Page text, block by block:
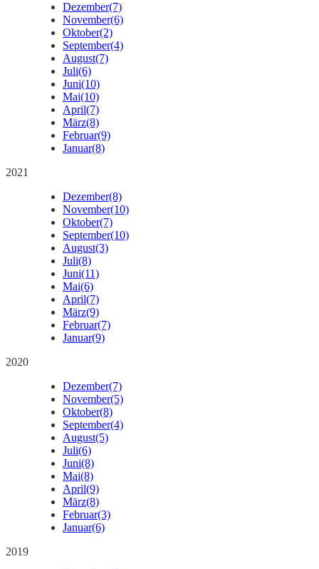
Dezember(7)
November(6)
Oktober(2)
September(4)
August(7)
Juli(6)
Juni(10)
Mai(10)
April(7)
März(8)
Februar(9)
Januar(8)
2021
Dezember(8)
November(10)
Oktober(7)
September(10)
August(3)
Juli(8)
Juni(11)
Mai(6)
April(7)
März(9)
Februar(7)
Januar(9)
2020
Dezember(7)
November(5)
Oktober(8)
September(4)
August(5)
Juli(6)
Juni(8)
Mai(8)
April(9)
März(8)
Februar(3)
Januar(6)
2019